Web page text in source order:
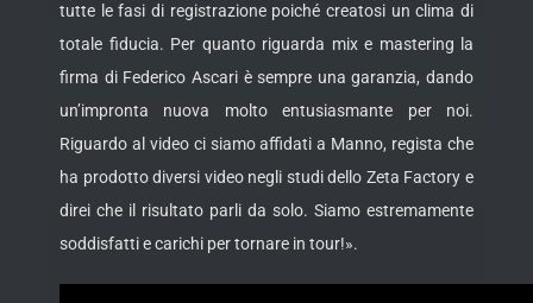
tutte le fasi di registrazione poiché creatosi un clima di
totale fiducia. Per quanto riguarda mix e mastering la
firma di Federico Ascari è sempre una garanzia, dando
un’impronta nuova molto entusiasmante per noi.
Riguardo al video ci siamo affidati a Manno, regista che
ha prodotto diversi video negli studi dello Zeta Factory e
direi che il risultato parli da solo. Siamo estremamente
soddisfatti e carichi per tornare in tour!».